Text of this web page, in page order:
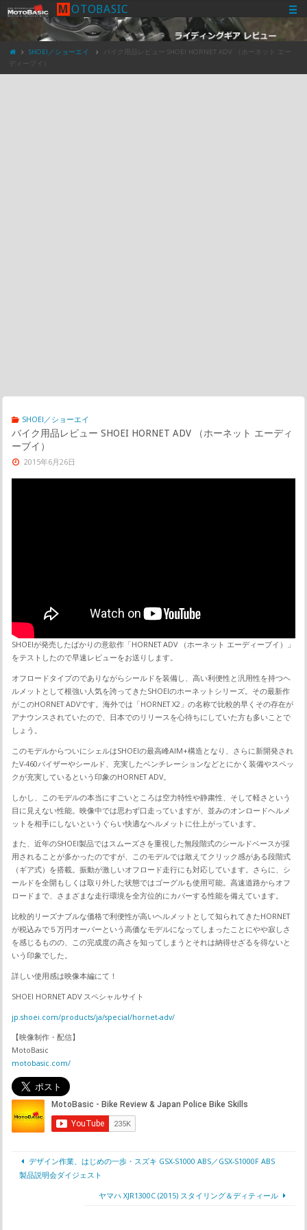
M OTOBASIC
SHOEI／ショーエイ
バイク用品レビュー SHOEI HORNET ADV （ホーネット エー
ディーブイ）
SHOEI／ショーエイ
バイク用品レビュー SHOEI HORNET ADV （ホーネット エーディ
ーブイ）
2015年6月26日
SHOEIが発売したばかりの意欲作「HORNET ADV （ホーネット エーディーブイ）」
をテストしたので早速レビューをお送りします。
オフロードタイプのでありながらシールドを装備し、高い利便性と汎用性を持つヘ
ルメットとして根強い人気を誇ってきたSHOEIのホーネットシリーズ。その最新作
がこのHORNET ADVです。海外では「HORNET X2」の名称で比較的早くその存在が
アナウンスされていたので、日本でのリリースを心待ちにしていた方も多いことで
しょう。
このモデルからついにシェルはSHOEIの最高峰AIM+構造となり、さらに新開発され
たV-460バイザーやシールド、充実したベンチレーションなどとにかく装備やスペッ
クが充実しているという印象のHORNET ADV。
しかし、このモデルの本当にすごいところは空力特性や静粛性、そして軽さという
目に見えない性能。映像中では思わず口走っていますが、並みのオンロードヘルメ
ットを相手にしないというぐらい快適なヘルメットに仕上がっています。
また、近年のSHOEI製品ではスムーズさを重視した無段階式のシールドベースが採
用されることが多かったのですが、このモデルでは敢えてクリック感がある段階式
（ギア式）を搭載。振動が激しいオフロード走行にも対応しています。さらに、シ
ールドを全開もしくは取り外した状態ではゴーグルも使用可能。高速道路からオフ
ロードまで、さまざまな走行環境を全方位的にカバーする性能を備えています。
比較的リーズナブルな価格で利便性が高いヘルメットとして知られてきたHORNET
が税込みで５万円オーバーという高価なモデルになってしまったことにやや寂しさ
を感じるものの、この完成度の高さを知ってしまうとそれは納得せざるを得ないと
いう印象でした。
詳しい使用感は映像本編にて！
SHOEI HORNET ADV スペシャルサイト
jp.shoei.com/products/ja/special/hornet-adv/
【映像制作・配信】
MotoBasic
motobasic.com/
デザイン作業、はじめの一歩・スズキ GSX-S1000 ABS／GSX-S1000F ABS
製品説明会ダイジェスト
ヤマハ XJR1300C (2015) スタイリング＆ディティール